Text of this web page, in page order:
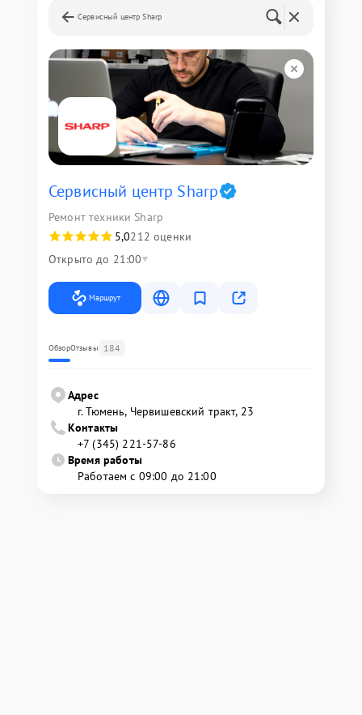
Сервисный центр Sharp
Сервисный центр Sharp
Ремонт техники Sharp
5,0212 оценки
Открыто до 21:00
Маршрут
ОбзорОтзывы 184
Адрес
г. Тюмень, ​Червишевский тракт, 23
Контакты
+7 (345) 221-57-86
Время работы
Работаем с 09:00 до 21:00